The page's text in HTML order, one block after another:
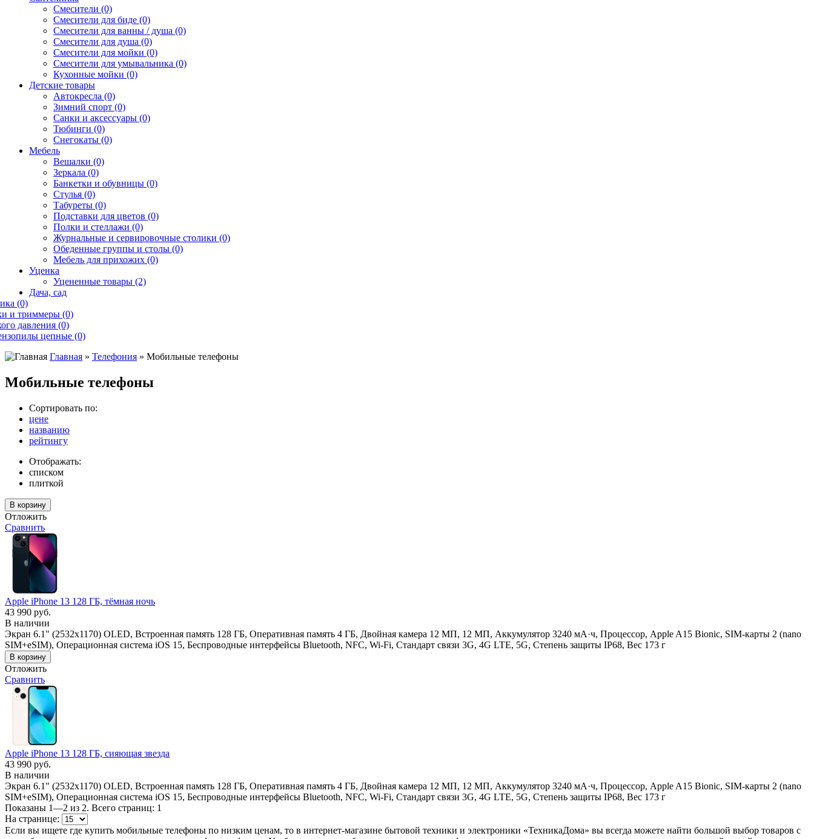
Смесители (0)
Смесители для биде (0)
Смесители для ванны / душа (0)
Смесители для душа (0)
Смесители для мойки (0)
Смесители для умывальника (0)
Кухонные мойки (0)
Детские товары
Автокресла (0)
Зимний спорт (0)
Санки и аксессуары (0)
Тюбинги (0)
Снегокаты (0)
Мебель
Вешалки (0)
Зеркала (0)
Банкетки и обувницы (0)
Стулья (0)
Табуреты (0)
Подставки для цветов (0)
Полки и стеллажи (0)
Журнальные и сервировочные столики (0)
Обеденные группы и столы (0)
Мебель для прихожих (0)
Уценка
Уцененные товары (2)
Дача, сад
(0)
и триммеры (0)
давления (0)
цепные (0)
Главная » Телефония » Мобильные телефоны
Мобильные телефоны
Сортировать по:
цене
названию
рейтингу
Отображать:
списком
плиткой
Отложить
Сравнить
Apple iPhone 13 128 ГБ, тёмная ночь
43 990 руб.
В наличии
Экран 6.1" (2532x1170) OLED, Встроенная память 128 ГБ, Оперативная память 4 ГБ, Двойная камера 12 МП, 12 МП, Аккумулятор 3240 мА·ч, Процессор, Apple A15 Bionic, SIM-карты 2 (nano
SIM+eSIM), Операционная система iOS 15, Беспроводные интерфейсы Bluetooth, NFC, Wi-Fi, Стандарт связи 3G, 4G LTE, 5G, Степень защиты IP68, Вес 173 г
Отложить
Сравнить
Apple iPhone 13 128 ГБ, сияющая звезда
43 990 руб.
В наличии
Экран 6.1" (2532x1170) OLED, Встроенная память 128 ГБ, Оперативная память 4 ГБ, Двойная камера 12 МП, 12 МП, Аккумулятор 3240 мА·ч, Процессор, Apple A15 Bionic, SIM-карты 2 (nano
SIM+eSIM), Операционная система iOS 15, Беспроводные интерфейсы Bluetooth, NFC, Wi-Fi, Стандарт связи 3G, 4G LTE, 5G, Степень защиты IP68, Вес 173 г
Показаны 1—2 из 2. Всего страниц: 1
На странице:
Если вы ищете где купить мобильные телефоны по низким ценам, то в интернет-магазине бытовой техники и электроники «ТехникаДома» вы всегда можете найти большой выбор товаров с